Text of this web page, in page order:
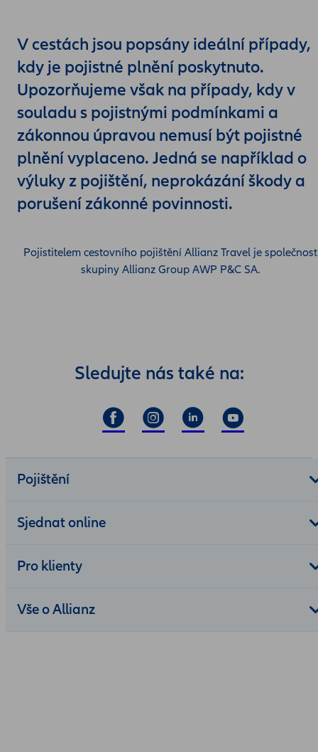
V cestách jsou popsány ideální případy,
kdy je pojistné plnění poskytnuto.
Upozorňujeme však na případy, kdy v
souladu s pojistnými podmínkami a
zákonnou úpravou nemusí být pojistné
plnění vyplaceno. Jedná se například o
výluky z pojištění, neprokázání škody a
porušení zákonné povinnosti.
Pojistitelem cestovního pojištění Allianz Travel je společnost
skupiny Allianz Group AWP P&C SA.
Sledujte nás také na:
Pojištění
Sjednat online
Pro klienty
Vše o Allianz